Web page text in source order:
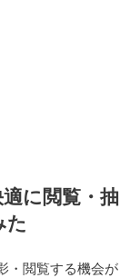
に閲覧・抽
た
・閲覧する機会が